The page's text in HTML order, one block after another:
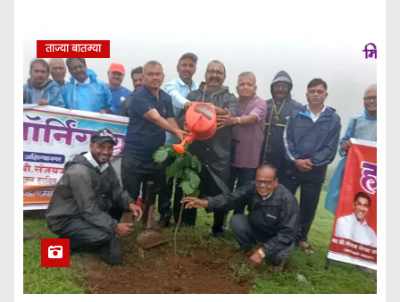
ताज्या बातम्या